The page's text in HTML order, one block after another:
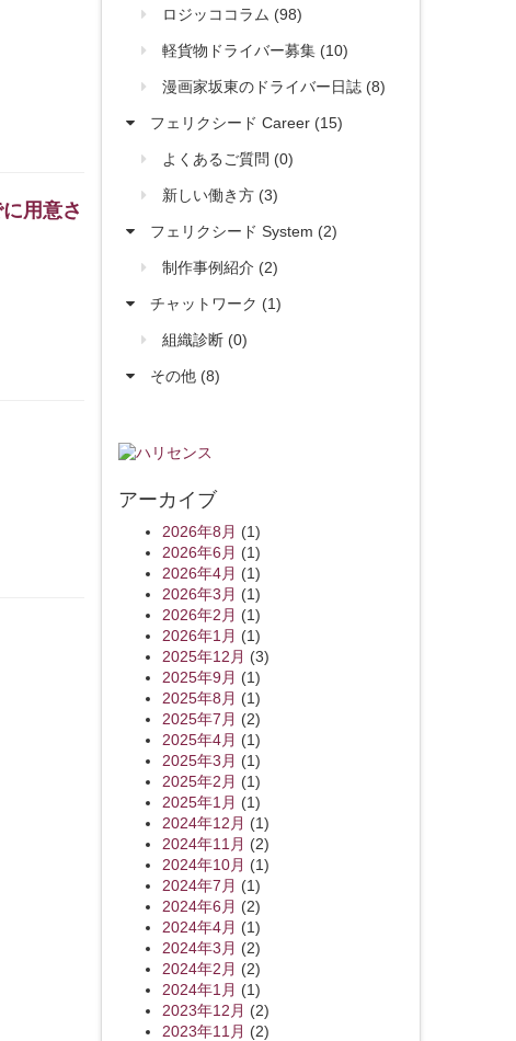
用意さ
ロジッココラム (98)
軽貨物ドライバー募集 (10)
漫画家坂東のドライバー日誌 (8)
フェリクシード Career (15)
よくあるご質問 (0)
新しい働き方 (3)
フェリクシード System (2)
制作事例紹介 (2)
チャットワーク (1)
組織診断 (0)
その他 (8)
アーカイブ
2026年8月 (1)
2026年6月 (1)
2026年4月 (1)
2026年3月 (1)
2026年2月 (1)
2026年1月 (1)
2025年12月 (3)
2025年9月 (1)
2025年8月 (1)
2025年7月 (2)
2025年4月 (1)
2025年3月 (1)
2025年2月 (1)
2025年1月 (1)
2024年12月 (1)
2024年11月 (2)
2024年10月 (1)
2024年7月 (1)
2024年6月 (2)
2024年4月 (1)
2024年3月 (2)
2024年2月 (2)
2024年1月 (1)
2023年12月 (2)
2023年11月 (2)